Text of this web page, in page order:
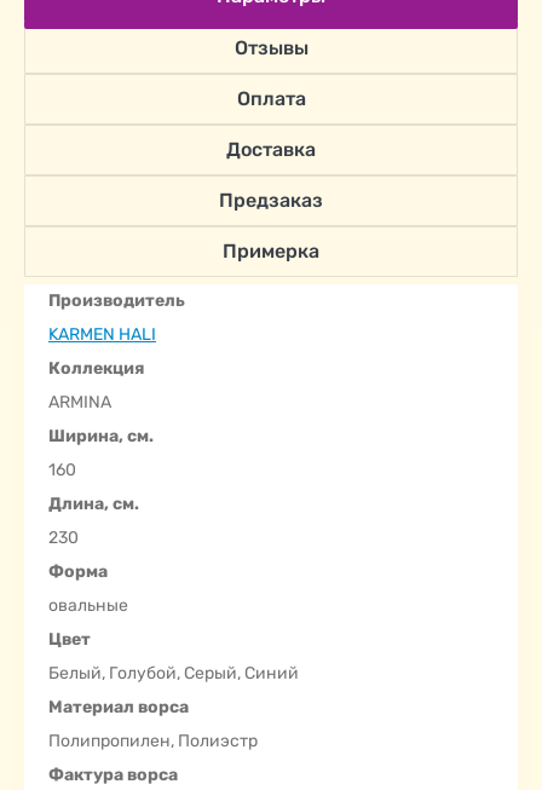
Отзывы
Оплата
Доставка
Предзаказ
Примерка
Производитель
KARMEN HALI
Коллекция
ARMINA
Ширина, см.
160
Длина, см.
230
Форма
овальные
Цвет
Белый, Голубой, Серый, Синий
Материал ворса
Полипропилен, Полиэстр
Фактура ворса